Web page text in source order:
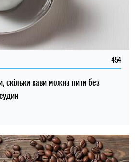
454
скільки кави можна пити без